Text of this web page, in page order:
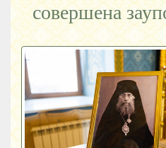
совершена